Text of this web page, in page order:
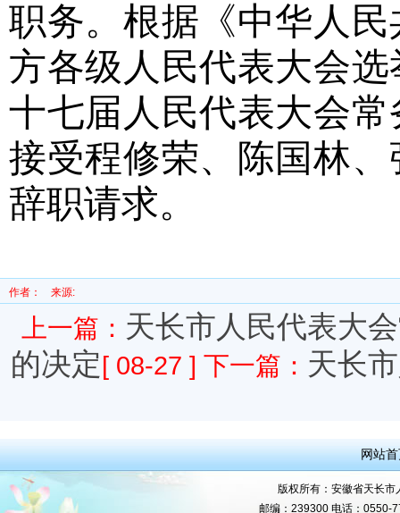
职务。根据《中华人
方各级人民代表大会
十七届人民代表大会
接受程修荣、陈国林
辞职请求。
作者： 来源:
上一篇： 天长市人民代表大
的决定[ 08-27 ] 下一篇： 天长
网站
版权所有：安徽省天长
邮编：239300 电话：0550-